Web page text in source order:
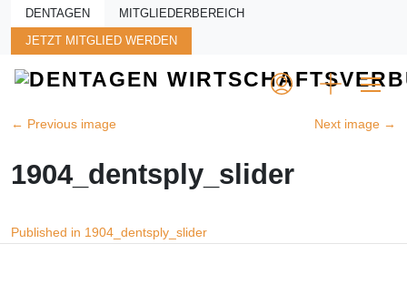
Skip to main content
DENTAGEN MITGLIEDERBEREICH
JETZT MITGLIED WERDEN
← Previous image Next image →
1904_dentsply_slider
Beitragsnavigation
Published in 1904_dentsply_slider